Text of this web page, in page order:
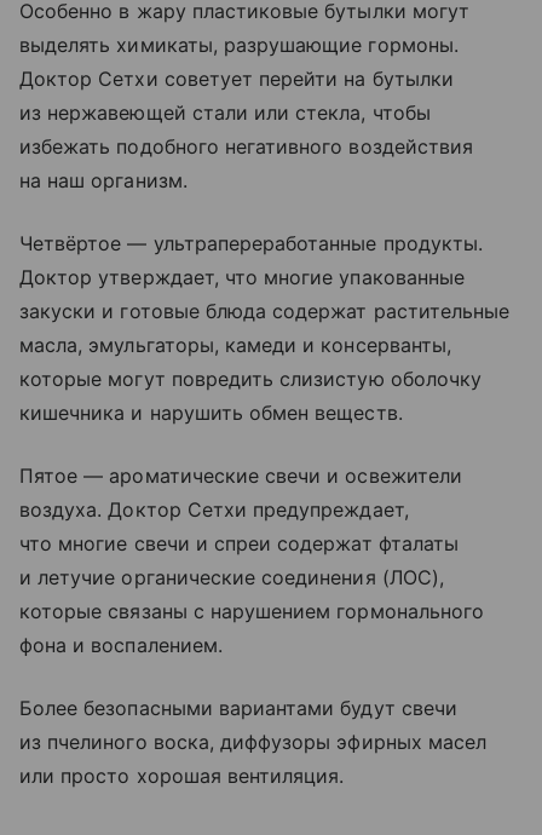
Особенно в жару пластиковые бутылки могут
выделять химикаты, разрушающие гормоны.
Доктор Сетхи советует перейти на бутылки
из нержавеющей стали или стекла, чтобы
избежать подобного негативного воздействия
на наш организм.
Четвёртое — ультрапереработанные продукты.
Доктор утверждает, что многие упакованные
закуски и готовые блюда содержат растительные
масла, эмульгаторы, камеди и консерванты,
которые могут повредить слизистую оболочку
кишечника и нарушить обмен веществ.
Пятое — ароматические свечи и освежители
воздуха. Доктор Сетхи предупреждает,
что многие свечи и спреи содержат фталаты
и летучие органические соединения (ЛОС),
которые связаны с нарушением гормонального
фона и воспалением.
Более безопасными вариантами будут свечи
из пчелиного воска, диффузоры эфирных масел
или просто хорошая вентиляция.